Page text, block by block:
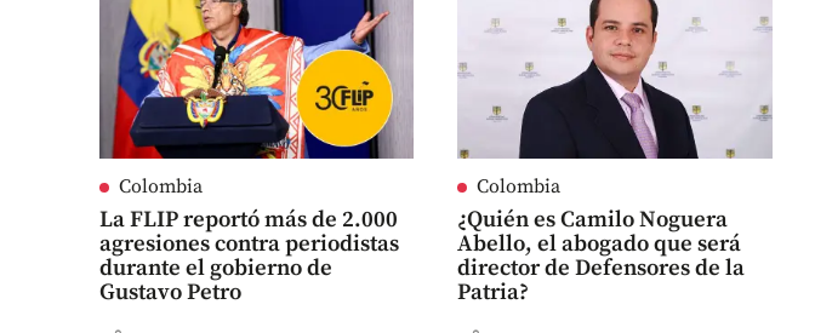
Colombia
La FLIP reportó más de 2.000
agresiones contra periodistas
durante el gobierno de
Gustavo Petro
Colombia
¿Quién es Camilo Noguera
Abello, el abogado que será
director de Defensores de la
Patria?